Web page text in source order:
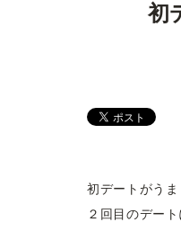
初
初デートがう
２回目のデー